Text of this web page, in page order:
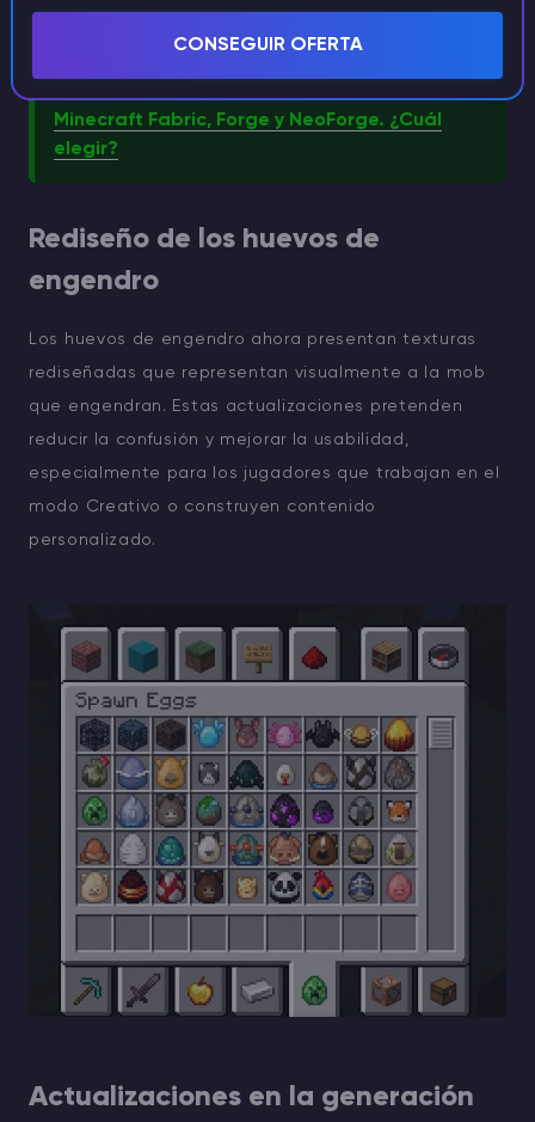
relevantes que en versiones anteriores.
CONSEJO
Minecraft Fabric, Forge y NeoForge. ¿Cuál
elegir?
Rediseño de los huevos de
engendro
Los huevos de engendro ahora presentan texturas
rediseñadas que representan visualmente a la mob
que engendran. Estas actualizaciones pretenden
reducir la confusión y mejorar la usabilidad,
especialmente para los jugadores que trabajan en el
modo Creativo o construyen contenido
personalizado.
Actualizaciones en la generación
CONSEGUIR OFERTA